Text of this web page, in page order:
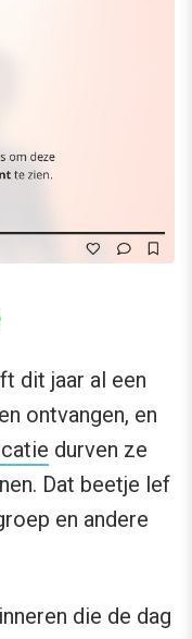
dit jaar al een
ontvangen, en
durven ze
Dat beetje lef
en andere
die de dag